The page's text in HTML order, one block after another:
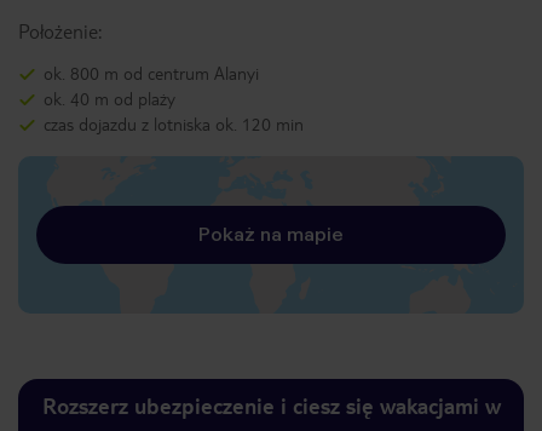
Położenie:
ok. 800 m od centrum Alanyi
ok. 40 m od plaży
czas dojazdu z lotniska ok. 120 min
Pokaż na mapie
Rozszerz ubezpieczenie i ciesz się wakacjami w